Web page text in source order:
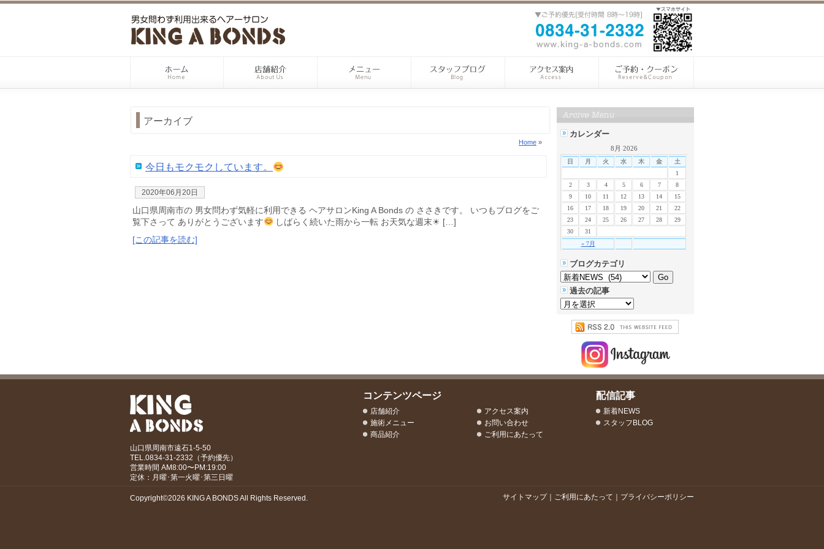
カレンダー
8月 2026
日 月 火 水 木 金 土
« 7月
1
2
3 4 5 6 7
8
9
10 11 12 13 14
15
16
17 18 19 20 21
22
23
24 25 26 27 28
29
30
31
ブログカテゴリ
過去の記事
アーカイブ
Home »
今日もモクモクしています。
2020年06月20日
山口県周南市の 男女問わず気軽に利用できる ヘアサロンKing A Bonds の ささきです。 いつもブログをご
覧下さって ありがとうございます
しばらく続いた雨から一転 お天気な週末☀ […]
[この記事を読む]
山口県周南市遠石1-5-50
TEL.0834-31-2332（予約優先）
営業時間 AM8:00〜PM:19:00
定休：月曜･第一火曜･第三日曜
コンテンツページ
店舗紹介
施術メニュー
商品紹介
アクセス案内
お問い合わせ
ご利用にあたって
配信記事
新着NEWS
スタッフBLOG
Copyright©2026 KING A BONDS All Rights Reserved. サイトマップ｜ ご利用にあたって プライバシーポリシー